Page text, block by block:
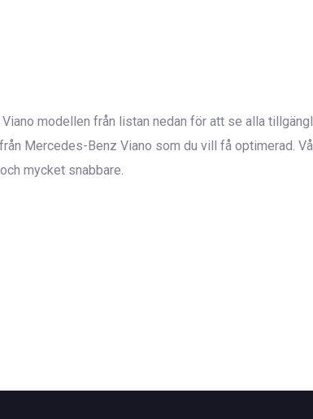
modellen från listan nedan för att se alla
Mercedes-Benz Viano som du vill få optimerad.
mycket snabbare.